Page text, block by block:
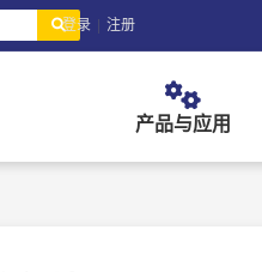
登录 | 注册
产品与应用